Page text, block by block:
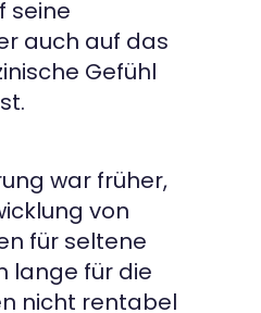
seine
auch auf das
Gefühl
war früher,
von
für seltene
lange für die
nicht rentabel